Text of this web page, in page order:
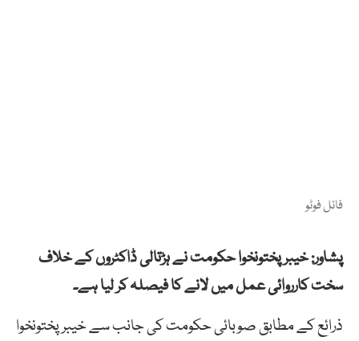
فائل فوٹو
پشاور: خیبرپختونخوا حکومت نے ہڑتالی ڈاکٹروں کے خلاف
سخت کارروائی عمل میں لانے کا فیصلہ کر لیا ہے۔
ذرائع کے مطابق صوبائی حکومت کی جانب سے خیبرپختونخوا